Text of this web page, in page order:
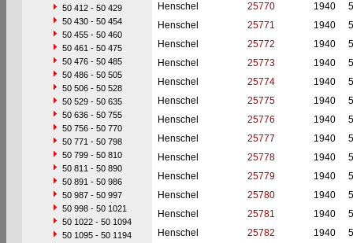
50 412 - 50 429
50 430 - 50 454
50 455 - 50 460
50 461 - 50 475
50 476 - 50 485
50 486 - 50 505
50 506 - 50 528
50 529 - 50 635
50 636 - 50 755
50 756 - 50 770
50 771 - 50 798
50 799 - 50 810
50 811 - 50 890
50 891 - 50 986
50 987 - 50 997
50 998 - 50 1021
50 1022 - 50 1094
50 1095 - 50 1194
Henschel
25770 1940
Henschel
25771 1940
Henschel
25772 1940
Henschel
25773 1940
Henschel
25774 1940
Henschel
25775 1940
Henschel
25776 1940
Henschel
25777 1940
Henschel
25778 1940
Henschel
25779 1940
Henschel
25780 1940
Henschel
25781 1940
Henschel
25782 1940